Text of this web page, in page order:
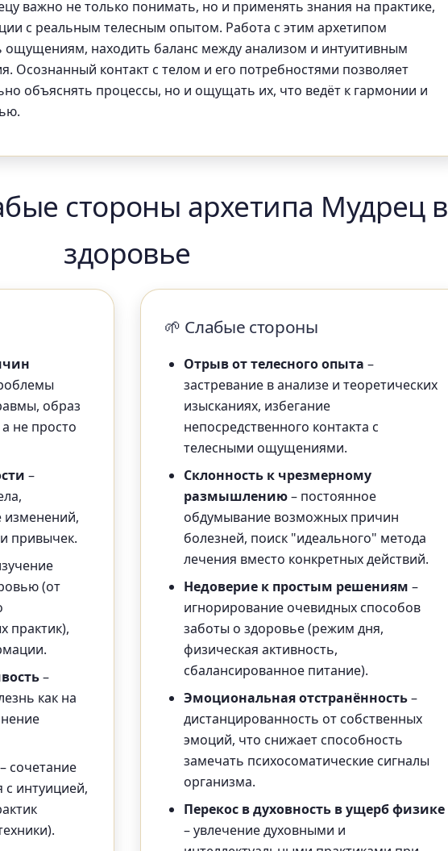
важно не только понимать, но и применять знания на практике,
с реальным телесным опытом. Работа с этим архетипом
ощущениям, находить баланс между анализом и интуитивным
Осознанный контакт с телом и его потребностями позволяет
объяснять процессы, но и ощущать их, что ведёт к гармонии и
стороны архетипа Мудрец в
здоровье
образ
не просто
–
изменений,
привычек.
(от
практик),
–
как на
– сочетание
интуицией,
🌱 Слабые стороны
Отрыв от телесного опыта –
застревание в анализе и теоретических
изысканиях, избегание
непосредственного контакта с
телесными ощущениями.
Склонность к чрезмерному
размышлению– постоянное
обдумывание возможных причин
болезней, поиск "идеального" метода
лечения вместо конкретных действий.
Недоверие к простым решениям –
игнорирование очевидных способов
заботы о здоровье (режим дня,
физическая активность,
сбалансированное питание).
Эмоциональная отстранённость–
дистанцированность от собственных
эмоций, что снижает способность
замечать психосоматические сигналы
организма.
Перекос в духовность в ущерб физике
– увлечение духовными и